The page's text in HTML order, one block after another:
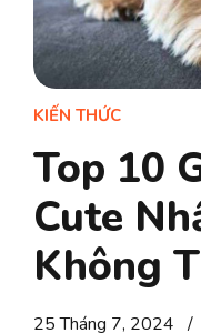
KIẾN THỨC
Top 10
Cute
Không
25 Tháng 7, 2024